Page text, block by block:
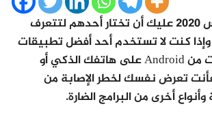
برامج انتي فايروس 2020 عليك أن تختار أحدهم لتتعرف
كنت لا تستخدم أحد أفضل تطبيقات
مكافحة الفيروسات من Android على هاتفك الذكي أو
تعرض نفسك لخطر الإصابة من
أخرى من البرامج الضارة.